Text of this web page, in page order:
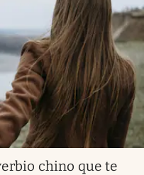
chino que te